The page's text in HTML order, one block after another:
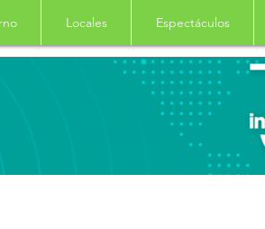
Locales Espectáculos